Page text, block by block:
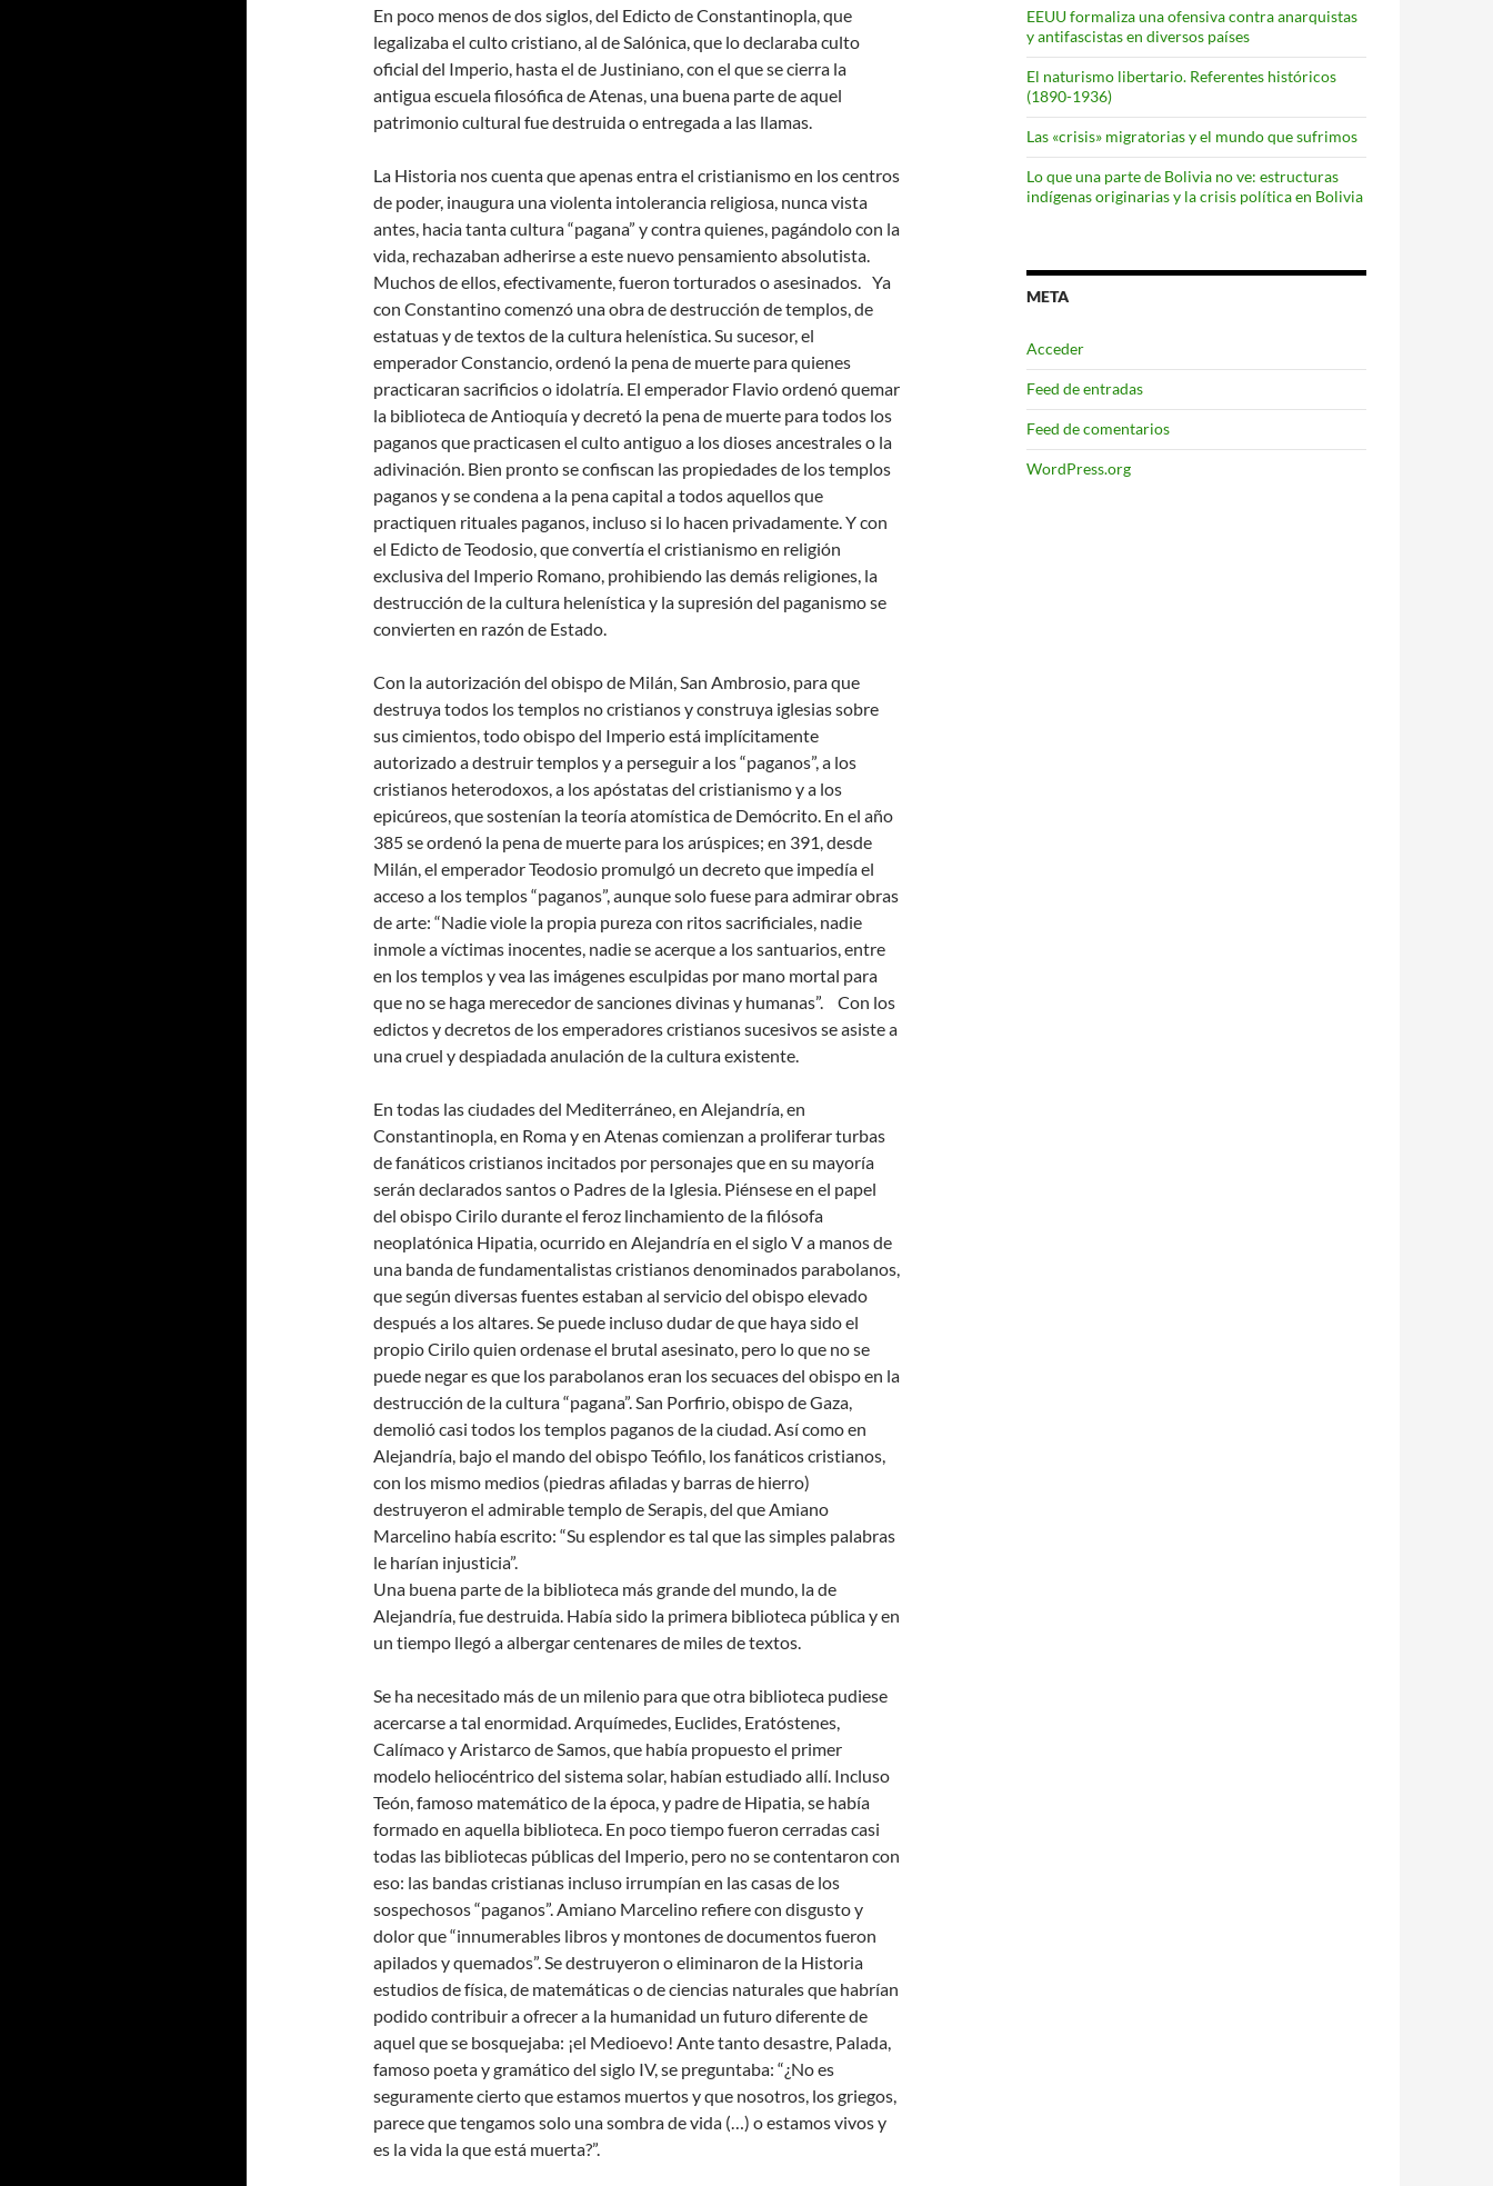
En poco menos de dos siglos, del Edicto de Constantinopla, que
legalizaba el culto cristiano, al de Salónica, que lo declaraba culto
oficial del Imperio, hasta el de Justiniano, con el que se cierra la
antigua escuela filosófica de Atenas, una buena parte de aquel
patrimonio cultural fue destruida o entregada a las llamas.
La Historia nos cuenta que apenas entra el cristianismo en los centros
de poder, inaugura una violenta intolerancia religiosa, nunca vista
antes, hacia tanta cultura “pagana” y contra quienes, pagándolo con la
vida, rechazaban adherirse a este nuevo pensamiento absolutista.
Muchos de ellos, efectivamente, fueron torturados o asesinados. Ya
con Constantino comenzó una obra de destrucción de templos, de
estatuas y de textos de la cultura helenística. Su sucesor, el
emperador Constancio, ordenó la pena de muerte para quienes
practicaran sacrificios o idolatría. El emperador Flavio ordenó quemar
la biblioteca de Antioquía y decretó la pena de muerte para todos los
paganos que practicasen el culto antiguo a los dioses ancestrales o la
adivinación. Bien pronto se confiscan las propiedades de los templos
paganos y se condena a la pena capital a todos aquellos que
practiquen rituales paganos, incluso si lo hacen privadamente. Y con
el Edicto de Teodosio, que convertía el cristianismo en religión
exclusiva del Imperio Romano, prohibiendo las demás religiones, la
destrucción de la cultura helenística y la supresión del paganismo se
convierten en razón de Estado.
Con la autorización del obispo de Milán, San Ambrosio, para que
destruya todos los templos no cristianos y construya iglesias sobre
sus cimientos, todo obispo del Imperio está implícitamente
autorizado a destruir templos y a perseguir a los “paganos”, a los
cristianos heterodoxos, a los apóstatas del cristianismo y a los
epicúreos, que sostenían la teoría atomística de Demócrito. En el año
385 se ordenó la pena de muerte para los arúspices; en 391, desde
Milán, el emperador Teodosio promulgó un decreto que impedía el
acceso a los templos “paganos”, aunque solo fuese para admirar obras
de arte: “Nadie viole la propia pureza con ritos sacrificiales, nadie
inmole a víctimas inocentes, nadie se acerque a los santuarios, entre
en los templos y vea las imágenes esculpidas por mano mortal para
que no se haga merecedor de sanciones divinas y humanas”. Con los
edictos y decretos de los emperadores cristianos sucesivos se asiste a
una cruel y despiadada anulación de la cultura existente.
En todas las ciudades del Mediterráneo, en Alejandría, en
Constantinopla, en Roma y en Atenas comienzan a proliferar turbas
de fanáticos cristianos incitados por personajes que en su mayoría
serán declarados santos o Padres de la Iglesia. Piénsese en el papel
del obispo Cirilo durante el feroz linchamiento de la filósofa
neoplatónica Hipatia, ocurrido en Alejandría en el siglo V a manos de
una banda de fundamentalistas cristianos denominados parabolanos,
que según diversas fuentes estaban al servicio del obispo elevado
después a los altares. Se puede incluso dudar de que haya sido el
propio Cirilo quien ordenase el brutal asesinato, pero lo que no se
puede negar es que los parabolanos eran los secuaces del obispo en la
destrucción de la cultura “pagana”. San Porfirio, obispo de Gaza,
demolió casi todos los templos paganos de la ciudad. Así como en
Alejandría, bajo el mando del obispo Teófilo, los fanáticos cristianos,
con los mismo medios (piedras afiladas y barras de hierro)
destruyeron el admirable templo de Serapis, del que Amiano
Marcelino había escrito: “Su esplendor es tal que las simples palabras
le harían injusticia”.
Una buena parte de la biblioteca más grande del mundo, la de
Alejandría, fue destruida. Había sido la primera biblioteca pública y en
un tiempo llegó a albergar centenares de miles de textos.
Se ha necesitado más de un milenio para que otra biblioteca pudiese
acercarse a tal enormidad. Arquímedes, Euclides, Eratóstenes,
Calímaco y Aristarco de Samos, que había propuesto el primer
modelo heliocéntrico del sistema solar, habían estudiado allí. Incluso
Teón, famoso matemático de la época, y padre de Hipatia, se había
formado en aquella biblioteca. En poco tiempo fueron cerradas casi
todas las bibliotecas públicas del Imperio, pero no se contentaron con
eso: las bandas cristianas incluso irrumpían en las casas de los
sospechosos “paganos”. Amiano Marcelino refiere con disgusto y
dolor que “innumerables libros y montones de documentos fueron
apilados y quemados”. Se destruyeron o eliminaron de la Historia
estudios de física, de matemáticas o de ciencias naturales que habrían
podido contribuir a ofrecer a la humanidad un futuro diferente de
aquel que se bosquejaba: ¡el Medioevo! Ante tanto desastre, Palada,
famoso poeta y gramático del siglo IV, se preguntaba: “¿No es
seguramente cierto que estamos muertos y que nosotros, los griegos,
parece que tengamos solo una sombra de vida (…) o estamos vivos y
es la vida la que está muerta?”.
EEUU formaliza una ofensiva contra anarquistas
y antifascistas en diversos países
El naturismo libertario. Referentes históricos
(1890-1936)
Las «crisis» migratorias y el mundo que sufrimos
Lo que una parte de Bolivia no ve: estructuras
indígenas originarias y la crisis política en Bolivia
META
Acceder
Feed de entradas
Feed de comentarios
WordPress.org